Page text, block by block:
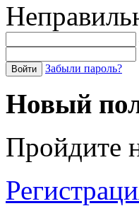
Войти Забыли пароль?
Новый
Пройдите